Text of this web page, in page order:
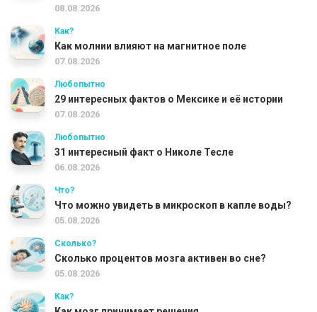
08.08.2026
Как?
Как молнии влияют на магнитное поле
07.08.2026
Любопытно
29 интересных фактов о Мексике и её истории
07.08.2026
Любопытно
31 интересный факт о Николе Тесле
06.08.2026
Что?
Что можно увидеть в микроскоп в капле воды?
05.08.2026
Сколько?
Сколько процентов мозга активен во сне?
05.08.2026
Как?